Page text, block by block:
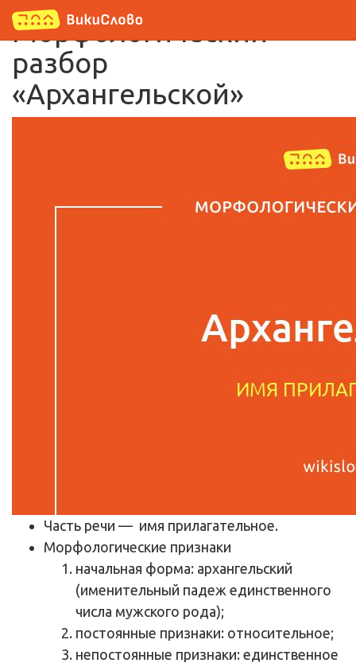
Морфологический
разбор
«Архангельской»
Часть речи — имя прилагательное.
Морфологические признаки
начальная форма: архангельский
(именительный падеж единственного
числа мужского рода);
постоянные признаки: относительное;
непостоянные признаки: единственное